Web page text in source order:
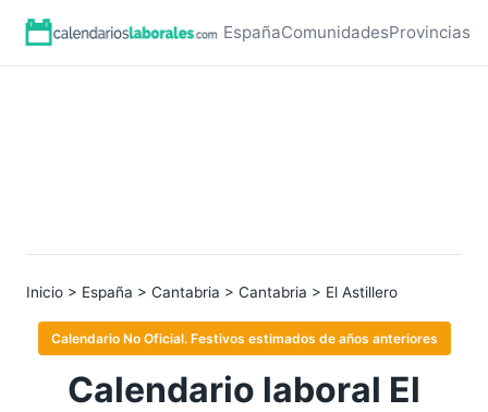
EspañaComunidadesProvincias
Inicio > España > Cantabria > Cantabria > El Astillero
Calendario No Oficial. Festivos estimados de años anteriores
Calendario laboral El